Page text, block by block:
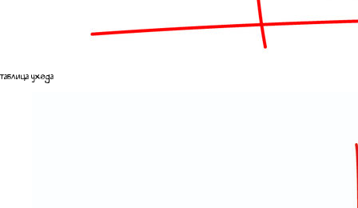
таблица ухода